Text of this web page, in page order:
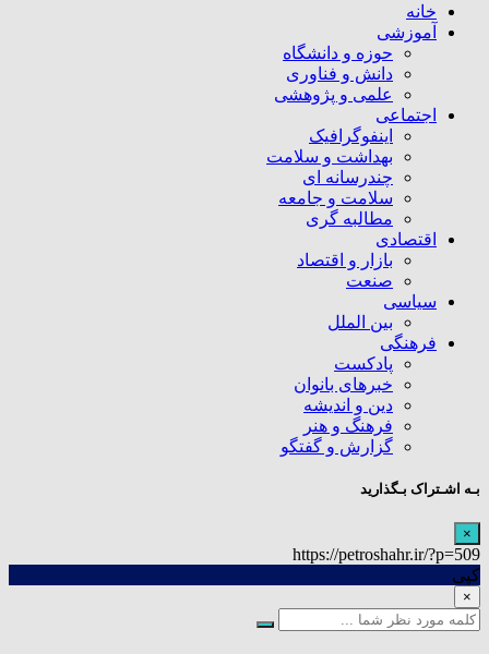
خانه
آموزشی
حوزه و دانشگاه
دانش و فناوری
علمی و پژوهشی
اجتماعی
اینفوگرافیک
بهداشت و سلامت
چندرسانه ای
سلامت و جامعه
مطالبه گری
اقتصادی
بازار و اقتصاد
صنعت
سیاسی
بین الملل
فرهنگی
پادکست
خبرهای بانوان
دین و اندیشه
فرهنگ و هنر
گزارش و گفتگو
بـه اشـتراک بـگذارید
×
https://petroshahr.ir/?p=509
کپی
×